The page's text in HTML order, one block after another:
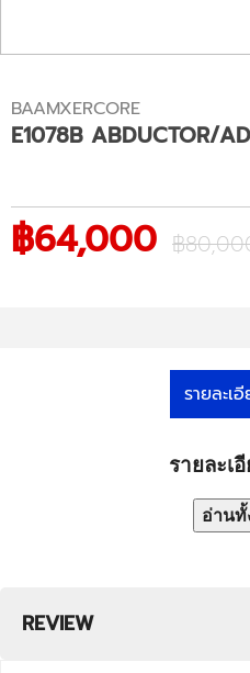
BAAMXERCORE
E1078B ABDUCTOR/
฿64,000 ฿
รายละเ
รายละเ
อ่าน
REVIEW